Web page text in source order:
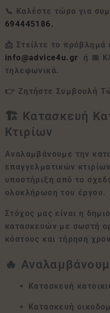
📞 Καλέστε τώρα για
694445186.
📩 Στείλτε το πρόβλημά
info@advice4u.gr ή 📅
τηλεφωνικά.
👉 Ζητήστε Συμβουλή
🏗️ Κατασκευή
Κτιρίων
Αναλαμβάνουμε την
επαγγελματικών
υποστήριξη από το
ολοκλήρωση του έργου.
Στόχος μας είναι η
κατασκευών με σωστή
κόστους και τήρηση
🔥
Κατασκευή
Κατασκευή